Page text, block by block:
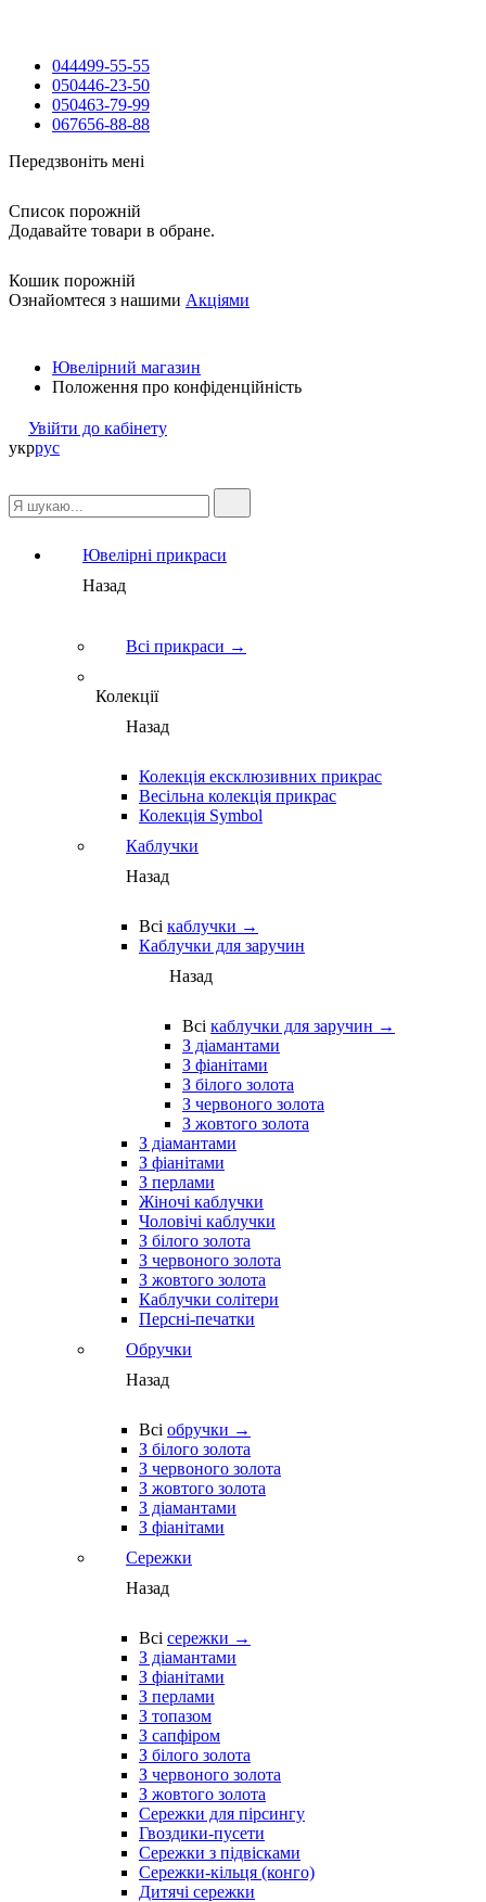
044499-55-55
050446-23-50
050463-79-99
067656-88-88
Передзвоніть мені
Список порожній
Додавайте товари в обране.
Кошик порожній
Ознайомтеся з нашими Акціями
Ювелірний магазин
Положення про конфіденційність
Увійти до кабінету
укррус
Ювелірні прикраси
Назад
Всі прикраси →
Колекції
Назад
Колекція ексклюзивних прикрас
Весільна колекція прикрас
Колекція Symbol
Каблучки
Назад
Всі каблучки →
Каблучки для заручин
Назад
Всі каблучки для заручин →
З діамантами
З фіанітами
З білого золота
З червоного золота
З жовтого золота
З діамантами
З фіанітами
З перлами
Жіночі каблучки
Чоловічі каблучки
З білого золота
З червоного золота
З жовтого золота
Каблучки солітери
Персні-печатки
Обручки
Назад
Всі обручки →
З білого золота
З червоного золота
З жовтого золота
З діамантами
З фіанітами
Сережки
Назад
Всі сережки →
З діамантами
З фіанітами
З перлами
З топазом
З сапфіром
З білого золота
З червоного золота
З жовтого золота
Сережки для пірсингу
Гвоздики-пусети
Сережки з підвісками
Сережки-кільця (конго)
Дитячі сережки